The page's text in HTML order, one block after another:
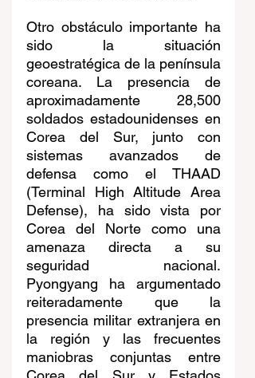
Otro obstáculo importante ha
sido la situación
geoestratégica de la península
coreana. La presencia de
aproximadamente 28,500
soldados estadounidenses en
Corea del Sur, junto con
sistemas avanzados de
defensa como el THAAD
(Terminal High Altitude Area
Defense), ha sido vista por
Corea del Norte como una
amenaza directa a su
seguridad nacional.
Pyongyang ha argumentado
reiteradamente que la
presencia militar extranjera en
la región y las frecuentes
maniobras conjuntas entre